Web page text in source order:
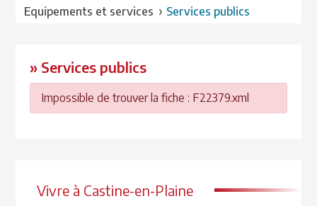
Vivre à Castine-en-Plaine
Equipements et services › Services publics
» Services publics
Impossible de trouver la fiche : F22379.xml